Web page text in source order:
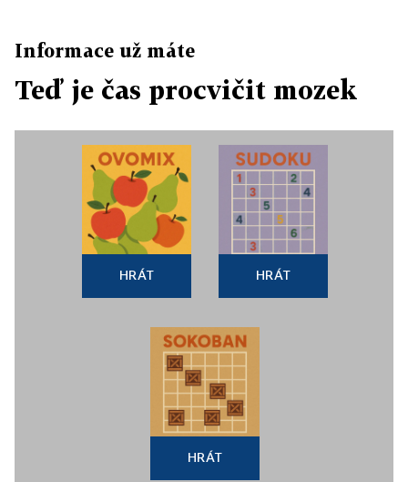
Informace už máte
Teď je čas procvičit mozek
HRÁT HRÁT
HRÁT